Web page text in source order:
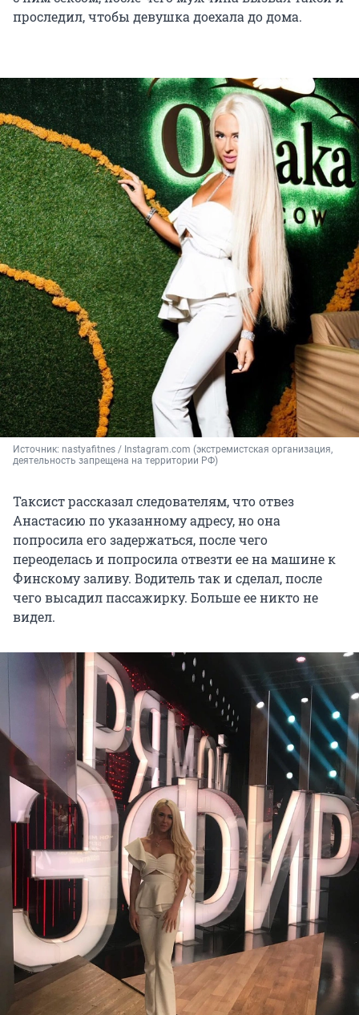
проследил, чтобы девушка доехала до дома.
Источник: nastyafitnes / Instagram.com (экстремистская организация,
деятельность запрещена на территории РФ)
Таксист рассказал следователям, что отвез
Анастасию по указанному адресу, но она
попросила его задержаться, после чего
переоделась и попросила отвезти ее на машине к
Финскому заливу. Водитель так и сделал, после
чего высадил пассажирку. Больше ее никто не
видел.